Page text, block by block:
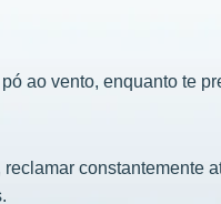
ao vento, enquanto te
constantemente